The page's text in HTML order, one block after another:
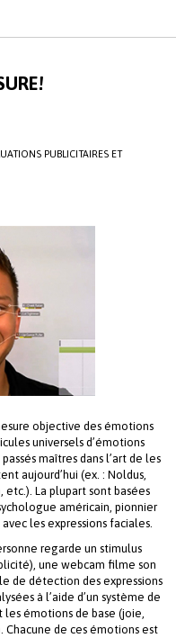
PUBLICITAIRES ET
objective des émotions
universels d’émotions
maîtres dans l’art de les
aujourd’hui (ex. : Noldus,
etc.). La plupart sont basées
américain, pionnier
les expressions faciales.
regarde un stimulus
une webcam filme son
de détection des expressions
à l’aide d’un système de
émotions de base (joie,
Chacune de ces émotions est